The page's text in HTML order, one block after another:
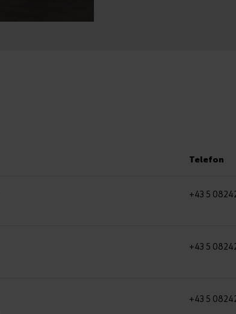
+43 5
+43 5
+43 5
Telefon